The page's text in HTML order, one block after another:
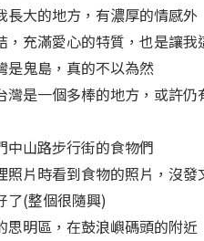
長大的地方，有濃厚的情感外
，充滿愛心的特質，也是讓我
是鬼島，真的不以為然
灣是一個多棒的地方，或許
中山路步行街的食物們
照片時看到食物的照片，沒發
了(整個很隨興)
思明區，在鼓浪嶼碼頭的附近